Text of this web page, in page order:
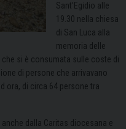
Sant’Egidio alle
19.30 nella chiesa
di San Luca alla
memoria delle
si è consumata sulle coste di
di persone che arrivavano
ora, di circa 64 persone tra
dalla Caritas diocesana e